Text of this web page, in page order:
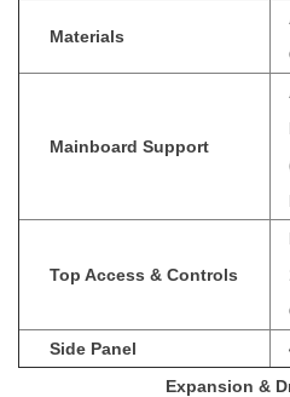
Materials
Mainboard Support
Top Access & Controls
Side Panel
Expansion &